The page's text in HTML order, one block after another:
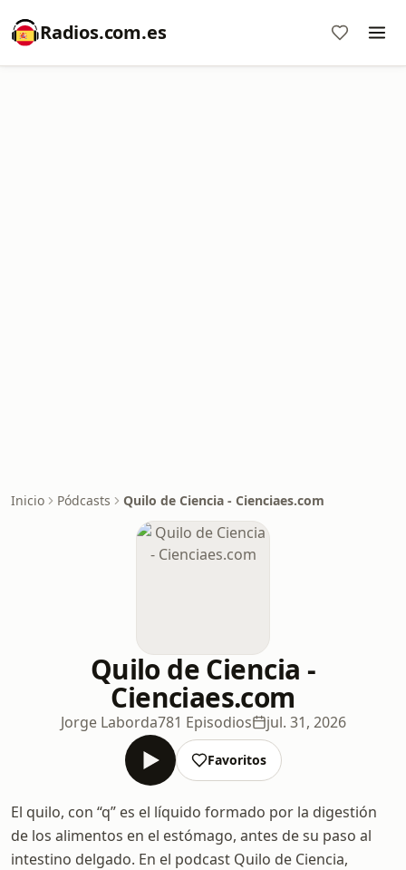
Radios.com.es
Inicio Pódcasts Quilo de Ciencia - Cienciaes.com
Quilo de Ciencia -
Cienciaes.com
Jorge Laborda781 Episodios jul. 31, 2026
Favoritos
El quilo, con “q” es el líquido formado por la digestión
de los alimentos en el estómago, antes de su paso al
intestino delgado. En el podcast Quilo de Ciencia,